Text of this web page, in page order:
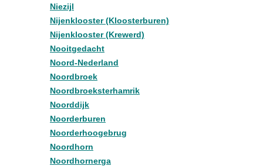
Niezijl
Nijenklooster (Kloosterburen)
Nijenklooster (Krewerd)
Nooitgedacht
Noord-Nederland
Noordbroek
Noordbroeksterhamrik
Noorddijk
Noorderburen
Noorderhoogebrug
Noordhorn
Noordhornerga